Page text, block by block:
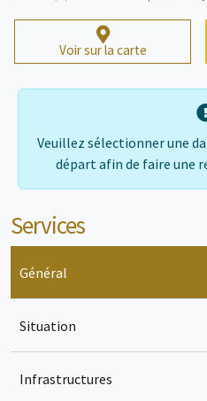
sur au moins 250 m² de
bruit, vous profiterez
votre séjour au Domaine des
terrain multi sports,
enfants, animations enfants
randonnées pédestres et en
de fermes avec gavage… Il y
Voir sur la carte
Veuillez sélectionner une
départ afin de faire une
Services
Général
Situation
Infrastructures